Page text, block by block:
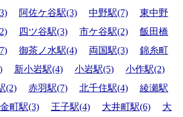
阿佐ケ谷駅(3) 中野駅(7)
東中野
四ツ谷駅(3) 市ケ谷駅(2)
飯田橋
御茶ノ水駅(4) 両国駅(3)
錦糸町
新小岩駅(4) 小岩駅(5)
小作駅(2)
(2) 赤羽駅(7) 北千住駅(4)
綾瀬駅
金町駅(3) 王子駅(4) 大井町駅(6)
大